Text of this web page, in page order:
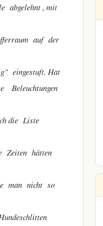
, mit
auf der
Hat
Beleuchtungen
die Liste
hätten
man nicht so